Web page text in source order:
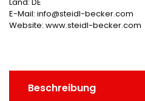
E-Mail: info@steidl-becker.com
Website: www.steidl-becker.com
Beschreibung